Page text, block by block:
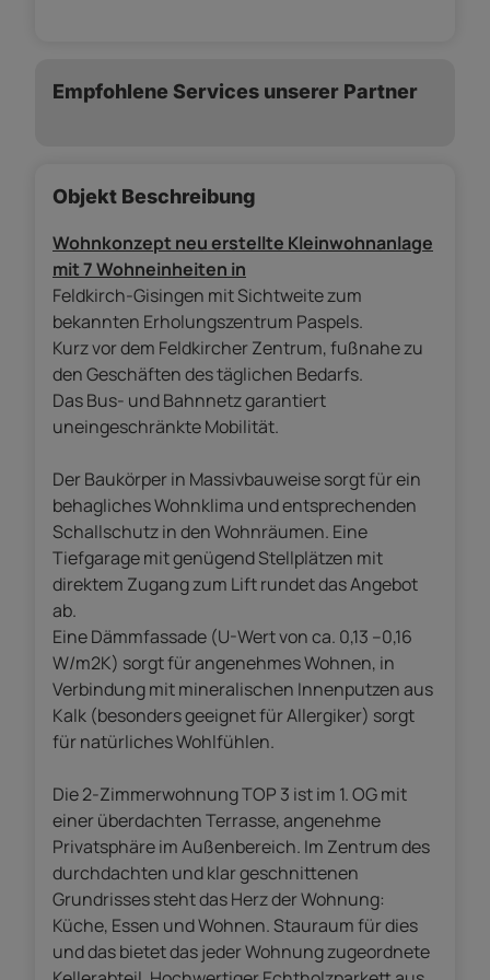
Empfohlene Services unserer Partner
Objekt Beschreibung
Wohnkonzept neu erstellte Kleinwohnanlage
mit 7 Wohneinheiten in
Feldkirch-Gisingen mit Sichtweite zum
bekannten Erholungszentrum Paspels.
Kurz vor dem Feldkircher Zentrum, fußnahe zu
den Geschäften des täglichen Bedarfs.
Das Bus- und Bahnnetz garantiert
uneingeschränkte Mobilität.
Der Baukörper in Massivbauweise sorgt für ein
behagliches Wohnklima und entsprechenden
Schallschutz in den Wohnräumen. Eine
Tiefgarage mit genügend Stellplätzen mit
direktem Zugang zum Lift rundet das Angebot
ab.
Eine Dämmfassade (U-Wert von ca. 0,13 –0,16
W/m2K) sorgt für angenehmes Wohnen, in
Verbindung mit mineralischen Innenputzen aus
Kalk (besonders geeignet für Allergiker) sorgt
für natürliches Wohlfühlen.
Die 2-Zimmerwohnung TOP 3 ist im 1. OG mit
einer überdachten Terrasse, angenehme
Privatsphäre im Außenbereich. Im Zentrum des
durchdachten und klar geschnittenen
Grundrisses steht das Herz der Wohnung:
Küche, Essen und Wohnen. Stauraum für dies
und das bietet das jeder Wohnung zugeordnete